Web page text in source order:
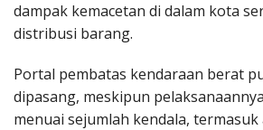
dampak kemacetan di dalam kota
distribusi barang.
Portal pembatas kendaraan berat
dipasang, meskipun
menuai sejumlah kendala, termasuk